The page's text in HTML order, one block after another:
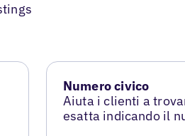
Numero civico
Aiuta i clienti a
esatta indicando il